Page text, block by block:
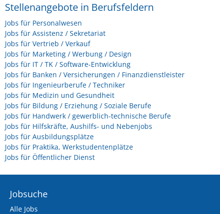
Stellenangebote in Berufsfeldern
Jobs für Personalwesen
Jobs für Assistenz / Sekretariat
Jobs für Vertrieb / Verkauf
Jobs für Marketing / Werbung / Design
Jobs für IT / TK / Software-Entwicklung
Jobs für Banken / Versicherungen / Finanzdienstleister
Jobs für Ingenieurberufe / Techniker
Jobs für Medizin und Gesundheit
Jobs für Bildung / Erziehung / Soziale Berufe
Jobs für Handwerk / gewerblich-technische Berufe
Jobs für Hilfskräfte, Aushilfs- und Nebenjobs
Jobs für Ausbildungsplätze
Jobs für Praktika, Werkstudentenplätze
Jobs für Öffentlicher Dienst
Jobsuche
Alle Jobs